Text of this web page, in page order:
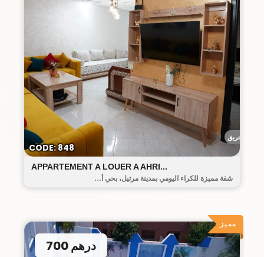
أحريق
APPARTEMENT A LOUER A AHRI...
شقة مميزة للكراء اليومي بمدينة مرتيل، بحي أ...
CODE: 848
مميز
700 درهم